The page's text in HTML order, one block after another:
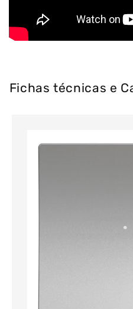
Fichas técnicas e